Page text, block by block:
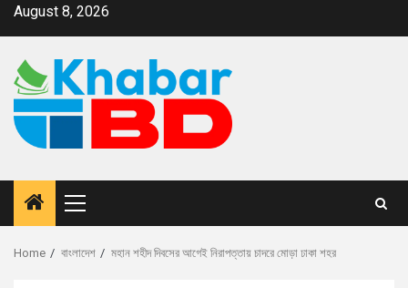
August 8, 2026
Home বাংলাদেশ মহান শহীদ দিবসের আগেই নিরাপত্তায় চাদরে মোড়া ঢাকা শহর